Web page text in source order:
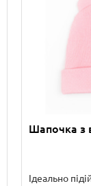
Шапочка з
Ідеально